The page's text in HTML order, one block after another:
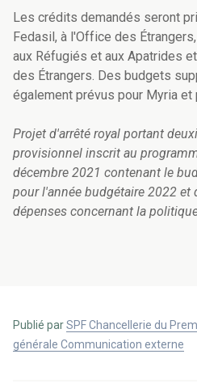
Les crédits demandés seront
Fedasil, à l'Office des
aux Réfugiés et aux Apatrides
des Étrangers. Des budgets
également prévus pour Myria et
Projet d'arrêté royal portant
provisionnel inscrit au
décembre 2021 contenant le
pour l'année budgétaire 2022 et
dépenses concernant la
Publié parSPF Chancellerie du
générale Communication externe